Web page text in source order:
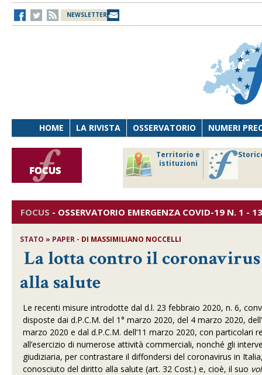
NEWSLETTER
HOME LA RIVISTA OSSERVATORIO NUMERI
Territorio e
istituzioni
FOCUS - OSSERVATORIO EMERGENZA COVID-19 N. 1 -
STATO » PAPER - DI MASSIMILIANO NOCCELLI
La lotta contro il
alla salute
Le recenti misure introdotte dal d.l. 23 febbraio 2020, n. 6,
disposte dai d.P.C.M. del 1° marzo 2020, del 4 marzo 2020,
marzo 2020 e dal d.P.C.M. dell’11 marzo 2020, con
all’esercizio di numerose attività commerciali, nonché gli
giudiziaria, per contrastare il diffondersi del coronavirus in
conosciuto del diritto alla salute (art. 32 Cost.) e, cioè, il suo